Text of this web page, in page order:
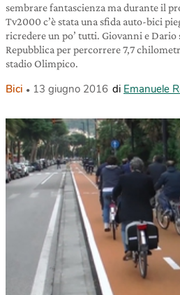
sembrare fantascienza ma durante il
Tv2000 c’è stata una sfida auto-bici
ricredere un po’ tutti. Giovanni e Dario
Repubblica per percorrere 7,7
stadio Olimpico.
Bici 13 giugno 2016 di Emanuele